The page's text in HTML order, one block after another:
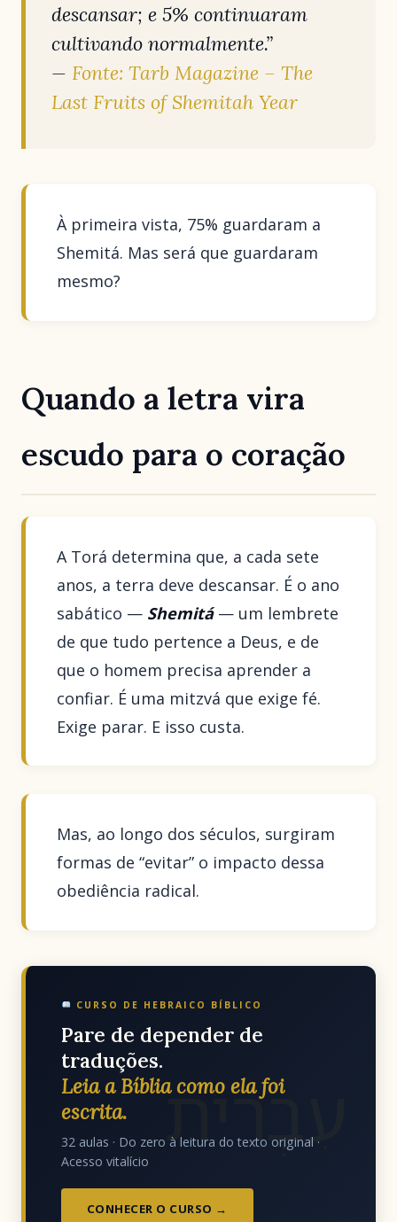
descansar; e 5% continuaram
cultivando normalmente.”
— Fonte: Tarb Magazine – The
Last Fruits of Shemitah Year
À primeira vista, 75% guardaram a
Shemitá. Mas será que guardaram
mesmo?
Quando a letra vira
escudo para o coração
A Torá determina que, a cada sete
anos, a terra deve descansar. É o ano
sabático — Shemitá — um lembrete
de que tudo pertence a Deus, e de
que o homem precisa aprender a
confiar. É uma mitzvá que exige fé.
Exige parar. E isso custa.
Mas, ao longo dos séculos, surgiram
formas de “evitar” o impacto dessa
obediência radical.
עִבְרִית
CURSO DE HEBRAICO BÍBLICO
Pare de depender de
traduções.
Leia a Bíblia como ela foi
escrita.
32 aulas · Do zero à leitura do texto original ·
Acesso vitalício
CONHECER O CURSO →